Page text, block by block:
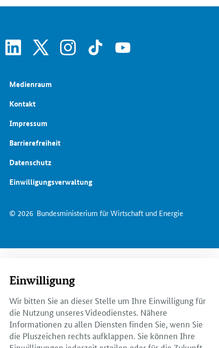
Energiepreise und Transparenz für Verbraucher
linkedin instagram tiktok youtube
© 2026 Bundesministerium für Wirtschaft und Energie
Medienraum
Kontakt
Impressum
Barrierefreiheit
Datenschutz
Einwilligungsverwaltung
Einwilligung
Wir bitten Sie an dieser Stelle um Ihre Einwilligung für
die Nutzung unseres Videodienstes. Nähere
Informationen zu allen Diensten finden Sie, wenn Sie
die Pluszeichen rechts aufklappen. Sie können Ihre